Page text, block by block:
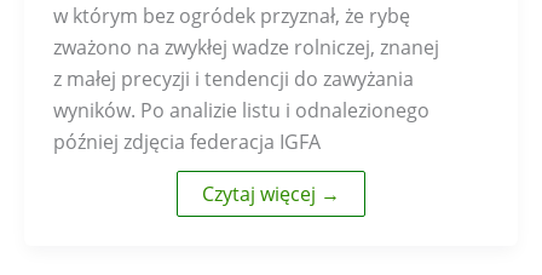
w którym bez ogródek przyznał, że rybę
zważono na zwykłej wadze rolniczej, znanej
z małej precyzji i tendencji do zawyżania
wyników. Po analizie listu i odnalezionego
później zdjęcia federacja IGFA
Czytaj więcej →